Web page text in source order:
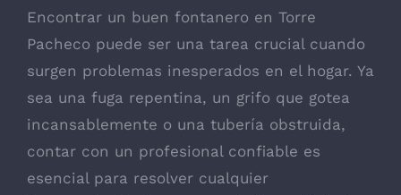
Encontrar un buen fontanero en Torre
Pacheco puede ser una tarea crucial cuando
surgen problemas inesperados en el hogar. Ya
sea una fuga repentina, un grifo que gotea
incansablemente o una tubería obstruida,
contar con un profesional confiable es
esencial para resolver cualquier